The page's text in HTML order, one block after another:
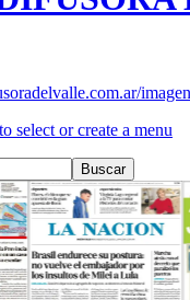
select or create a menu